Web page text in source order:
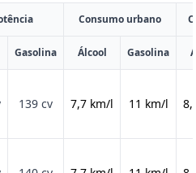
Consumo urbano
Gasolina Álcool Gasolina
139 cv 7,7 km/l 11 km/l